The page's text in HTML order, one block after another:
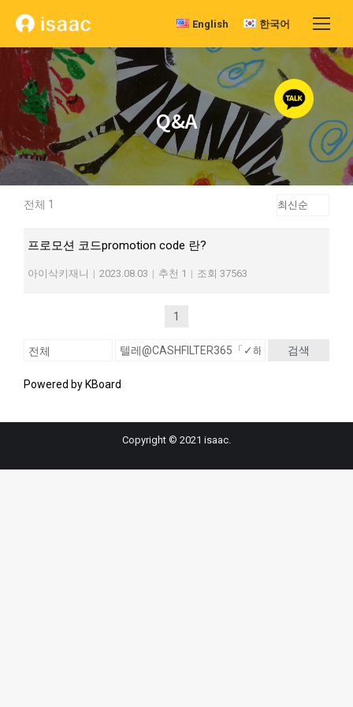
English 한국어
Q&A
전체 1
프로모션 코드promotion code 란?
아이삭키재니 | 2023.08.03 | 추천 1 | 조회 37563
1
검색
Powered by KBoard
Copyright © 2021 isaac.